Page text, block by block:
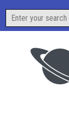
content
Search
for: